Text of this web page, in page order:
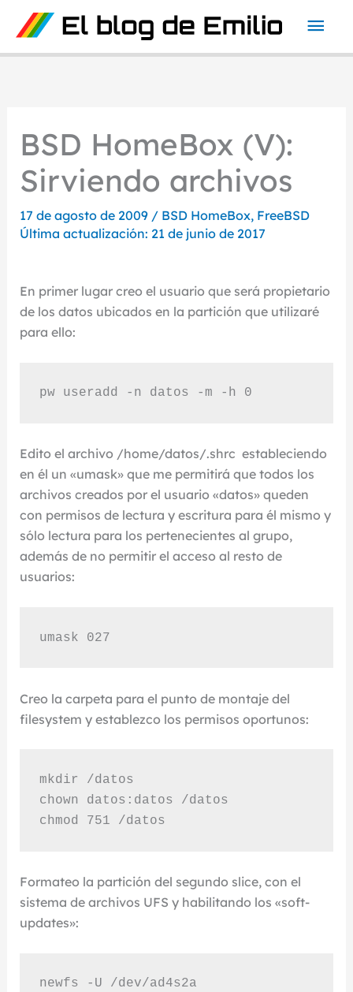
contenido
BSD HomeBox (V):
Sirviendo archivos
17 de agosto de 2009 / BSD HomeBox, FreeBSD
Última actualización: 21 de junio de 2017
En primer lugar creo el usuario que será propietario
de los datos ubicados en la partición que utilizaré
para ello:
pw useradd -n datos -m -h 0
Edito el archivo /home/datos/.shrc estableciendo
en él un «umask» que me permitirá que todos los
archivos creados por el usuario «datos» queden
con permisos de lectura y escritura para él mismo y
sólo lectura para los pertenecientes al grupo,
además de no permitir el acceso al resto de
usuarios:
umask 027
Creo la carpeta para el punto de montaje del
filesystem y establezco los permisos oportunos:
mkdir /datos
chown datos:datos /datos
chmod 751 /datos
Formateo la partición del segundo slice, con el
sistema de archivos UFS y habilitando los «soft-
updates»:
newfs -U /dev/ad4s2a